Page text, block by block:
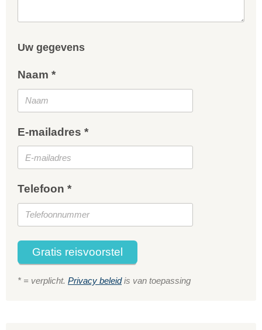
Uw gegevens
Naam *
E-mailadres *
Telefoon *
Gratis reisvoorstel
* = verplicht. Privacy beleidis van toepassing